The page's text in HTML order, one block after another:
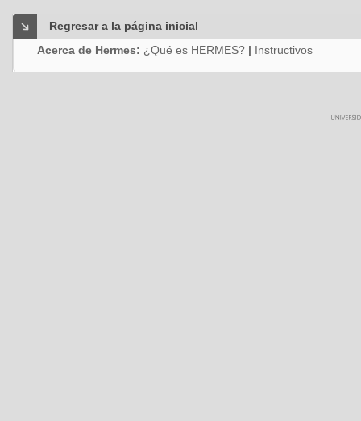
Regresar a la página inicial
Acerca de Hermes: ¿Qué es HERMES? | Instructivos